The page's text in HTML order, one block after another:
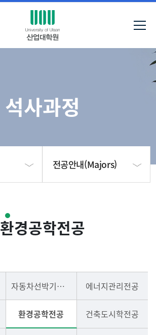
석사과정
전공안내(Majors)
학사안내
전공안내(Majors)
환경공학전공
자동차선박기술전공 에너지관리전공
환경공학전공 건축도시학전공